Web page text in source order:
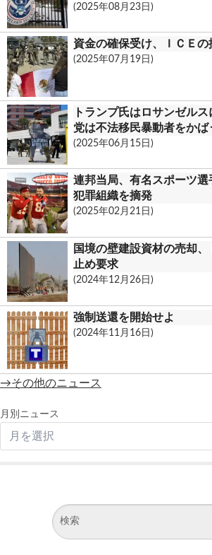
(2025年08月23日)
資金の確保受け、ＩＣＥ
(2025年07月19日)
トランプ氏はロサンゼル
党は不法移民暴動者をかば
(2025年06月15日)
連邦当局、有名スポーツ
犯罪組織を摘発
(2025年02月21日)
国境の壁建設資材の売却
止め要求
(2024年12月26日)
強制送還を開始せよ
(2024年11月16日)
→その他のニュース
月別ニュース